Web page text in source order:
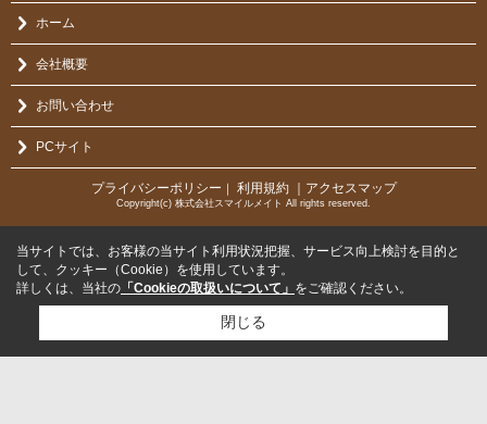
ホーム
会社概要
お問い合わせ
PCサイト
プライバシーポリシー ｜ 利用規約 ｜アクセスマップ
Copyright(c) 株式会社スマイルメイト All rights reserved.
当サイトでは、お客様の当サイト利用状況把握、サービス向上検討を目的と
して、クッキー（Cookie）を使用しています。
詳しくは、当社の 「Cookieの取扱いについて」 をご確認ください。
閉じる